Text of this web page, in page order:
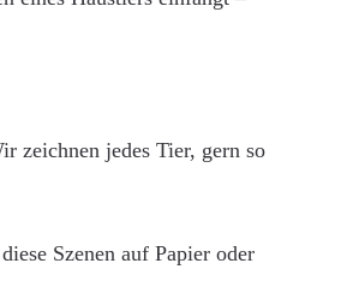
zeichnen jedes Tier, gern so
Szenen auf Papier oder